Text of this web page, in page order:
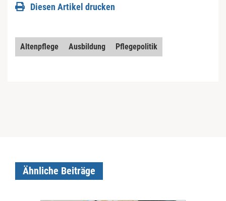
Diesen Artikel drucken
Altenpflege Ausbildung Pflegepolitik
Ähnliche Beiträge